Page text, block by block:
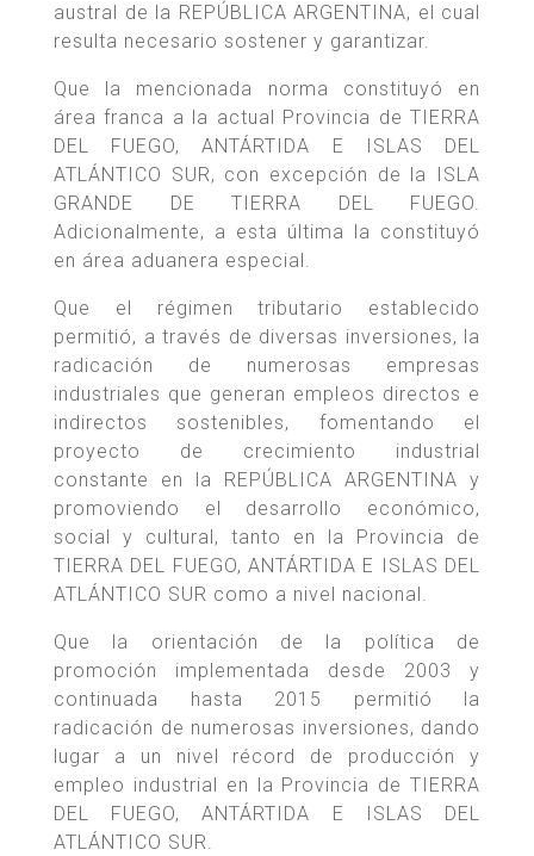
austral de la REPÚBLICA ARGENTINA, el cual
resulta necesario sostener y garantizar.
Que la mencionada norma constituyó en
área franca a la actual Provincia de TIERRA
DEL FUEGO, ANTÁRTIDA E ISLAS DEL
ATLÁNTICO SUR, con excepción de la ISLA
GRANDE DE TIERRA DEL FUEGO.
Adicionalmente, a esta última la constituyó
en área aduanera especial.
Que el régimen tributario establecido
permitió, a través de diversas inversiones, la
radicación de numerosas empresas
industriales que generan empleos directos e
indirectos sostenibles, fomentando el
proyecto de crecimiento industrial
constante en la REPÚBLICA ARGENTINA y
promoviendo el desarrollo económico,
social y cultural, tanto en la Provincia de
TIERRA DEL FUEGO, ANTÁRTIDA E ISLAS DEL
ATLÁNTICO SUR como a nivel nacional.
Que la orientación de la política de
promoción implementada desde 2003 y
continuada hasta 2015 permitió la
radicación de numerosas inversiones, dando
lugar a un nivel récord de producción y
empleo industrial en la Provincia de TIERRA
DEL FUEGO, ANTÁRTIDA E ISLAS DEL
ATLÁNTICO SUR.